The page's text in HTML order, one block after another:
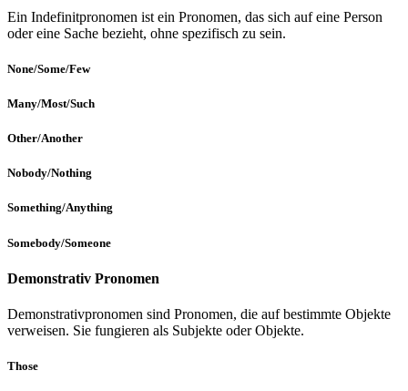
Ein Indefinitpronomen ist ein Pronomen, das sich auf eine Person
oder eine Sache bezieht, ohne spezifisch zu sein.
None/Some/Few
Many/Most/Such
Other/Another
Nobody/Nothing
Something/Anything
Somebody/Someone
Demonstrativ Pronomen
Demonstrativpronomen sind Pronomen, die auf bestimmte Objekte
verweisen. Sie fungieren als Subjekte oder Objekte.
Those